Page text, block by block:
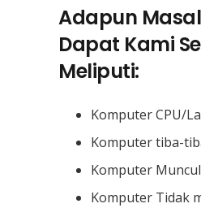
Adapun
Dapat Kami
Meliputi:
Komputer CPU/
Komputer tiba-
Komputer
Komputer Tidak